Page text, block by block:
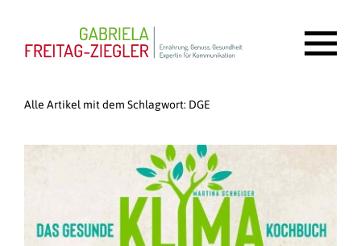
Alle Artikel mit dem Schlagwort: DGE